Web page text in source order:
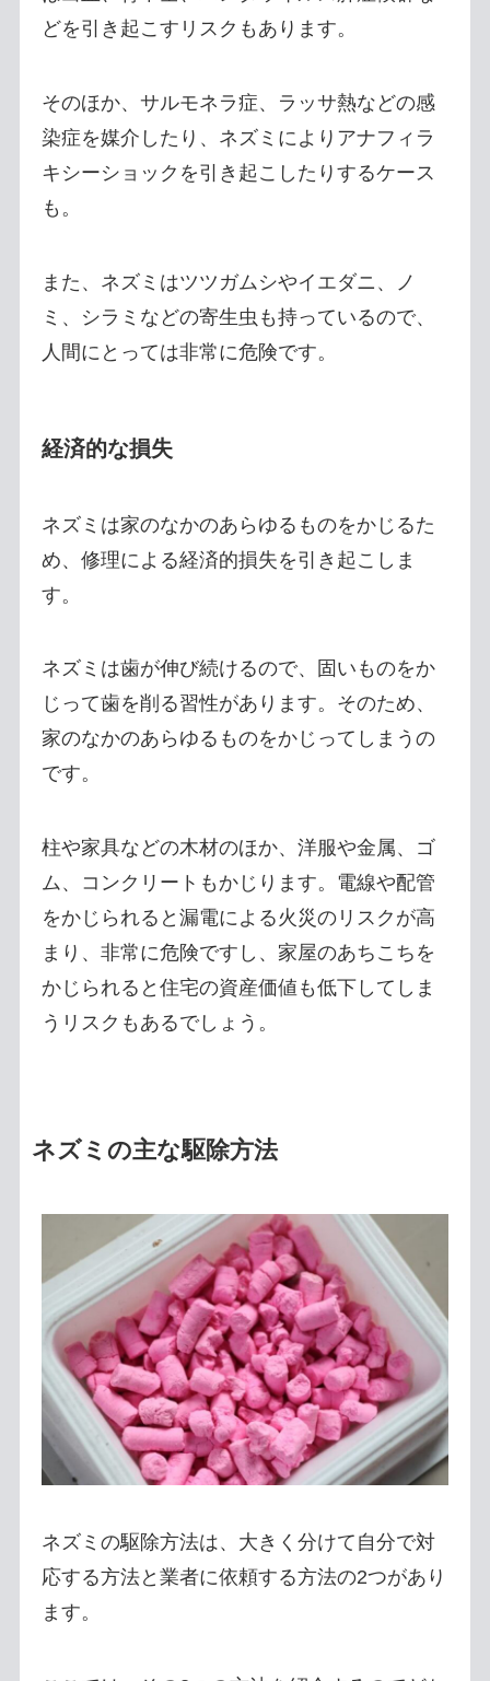
どを引き起こすリスクもあります。
そのほか、サルモネラ症、ラッサ熱などの感
染症を媒介したり、ネズミによりアナフィラ
キシーショックを引き起こしたりするケース
も。
また、ネズミはツツガムシやイエダニ、ノ
ミ、シラミなどの寄生虫も持っているので、
人間にとっては非常に危険です。
経済的な損失
ネズミは家のなかのあらゆるものをかじるた
め、修理による経済的損失を引き起こしま
す。
ネズミは歯が伸び続けるので、固いものをか
じって歯を削る習性があります。そのため、
家のなかのあらゆるものをかじってしまうの
です。
柱や家具などの木材のほか、洋服や金属、ゴ
ム、コンクリートもかじります。電線や配管
をかじられると漏電による火災のリスクが高
まり、非常に危険ですし、家屋のあちこちを
かじられると住宅の資産価値も低下してしま
うリスクもあるでしょう。
ネズミの主な駆除方法
ネズミの駆除方法は、大きく分けて自分で対
応する方法と業者に依頼する方法の2つがあり
ます。